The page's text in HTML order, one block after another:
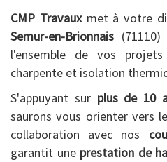
CMP Travauxmet à votre
Semur-en-Brionnais
l'ensemble de vos
charpente et isolation
S'appuyant sur plus de 10
saurons vous orienter vers
collaboration avec nos
garantit une prestation de